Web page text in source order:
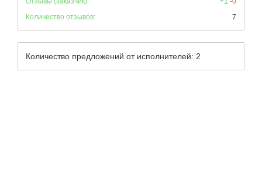
Количество отзывов:
7
Количество предложений от исполнителей: 2